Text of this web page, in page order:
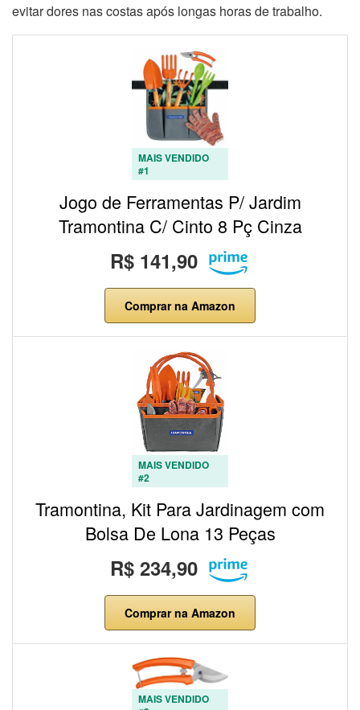
evitar dores nas costas após longas horas de trabalho.
MAIS VENDIDO
#1
Jogo de Ferramentas P/ Jardim
Tramontina C/ Cinto 8 Pç Cinza
R$ 141,90
Comprar na Amazon
MAIS VENDIDO
#2
Tramontina, Kit Para Jardinagem com
Bolsa De Lona 13 Peças
R$ 234,90
Comprar na Amazon
MAIS VENDIDO